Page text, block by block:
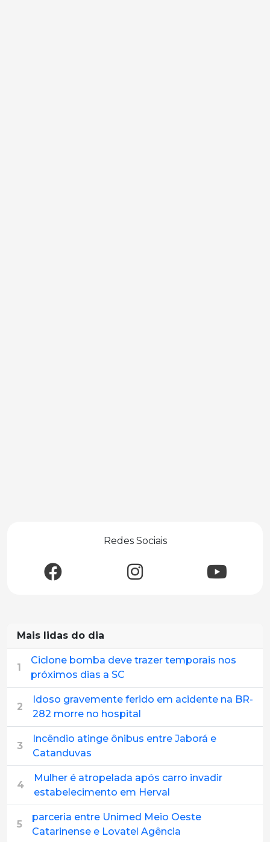
Redes Sociais
Mais lidas do dia
1
Ciclone bomba deve trazer temporais nos
próximos dias a SC
2
Idoso gravemente ferido em acidente na BR-
282 morre no hospital
3
Incêndio atinge ônibus entre Jaborá e
Catanduvas
4
Mulher é atropelada após carro invadir
estabelecimento em Herval
5
parceria entre Unimed Meio Oeste
Catarinense e Lovatel Agência